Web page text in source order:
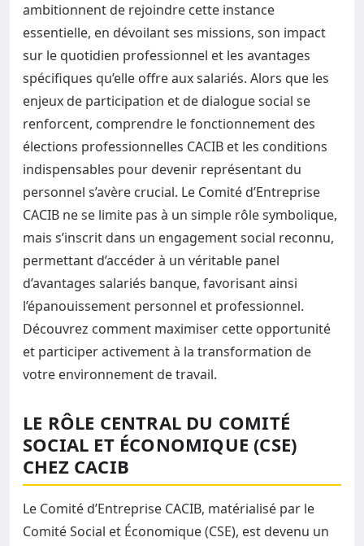
ambitionnent de rejoindre cette instance
essentielle, en dévoilant ses missions, son impact
sur le quotidien professionnel et les avantages
spécifiques qu’elle offre aux salariés. Alors que les
enjeux de participation et de dialogue social se
renforcent, comprendre le fonctionnement des
élections professionnelles CACIB et les conditions
indispensables pour devenir représentant du
personnel s’avère crucial. Le Comité d’Entreprise
CACIB ne se limite pas à un simple rôle symbolique,
mais s’inscrit dans un engagement social reconnu,
permettant d’accéder à un véritable panel
d’avantages salariés banque, favorisant ainsi
l’épanouissement personnel et professionnel.
Découvrez comment maximiser cette opportunité
et participer activement à la transformation de
votre environnement de travail.
LE RÔLE CENTRAL DU COMITÉ
SOCIAL ET ÉCONOMIQUE (CSE)
CHEZ CACIB
Le Comité d’Entreprise CACIB, matérialisé par le
Comité Social et Économique (CSE), est devenu un